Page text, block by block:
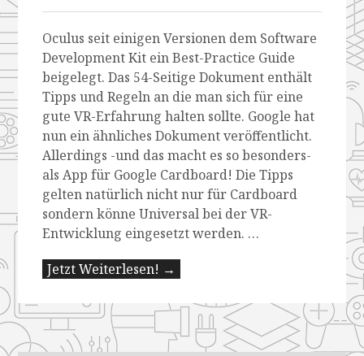
Oculus seit einigen Versionen dem Software
Development Kit ein Best-Practice Guide
beigelegt. Das 54-Seitige Dokument enthält
Tipps und Regeln an die man sich für eine
gute VR-Erfahrung halten sollte. Google hat
nun ein ähnliches Dokument veröffentlicht.
Allerdings -und das macht es so besonders-
als App für Google Cardboard! Die Tipps
gelten natürlich nicht nur für Cardboard
sondern könne Universal bei der VR-
Entwicklung eingesetzt werden. …
Jetzt Weiterlesen! →